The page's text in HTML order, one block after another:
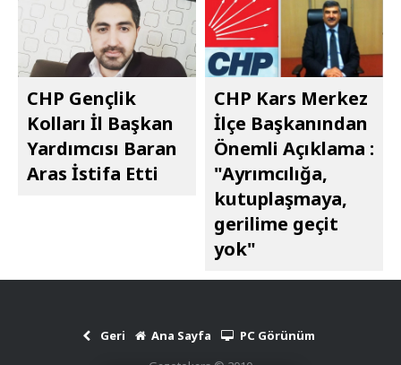
CHP Gençlik
Kolları İl Başkan
Yardımcısı Baran
Aras İstifa Etti
CHP Kars Merkez
İlçe Başkanından
Önemli Açıklama :
"Ayrımcılığa,
kutuplaşmaya,
gerilime geçit
yok"
Geri Ana Sayfa
PC Görünüm